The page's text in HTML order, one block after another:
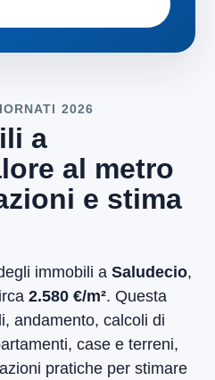
2026
a
al metro
e stima
immobili a Saludecio,
2.580 €/m². Questa
andamento, calcoli di
case e terreni,
pratiche per stimare